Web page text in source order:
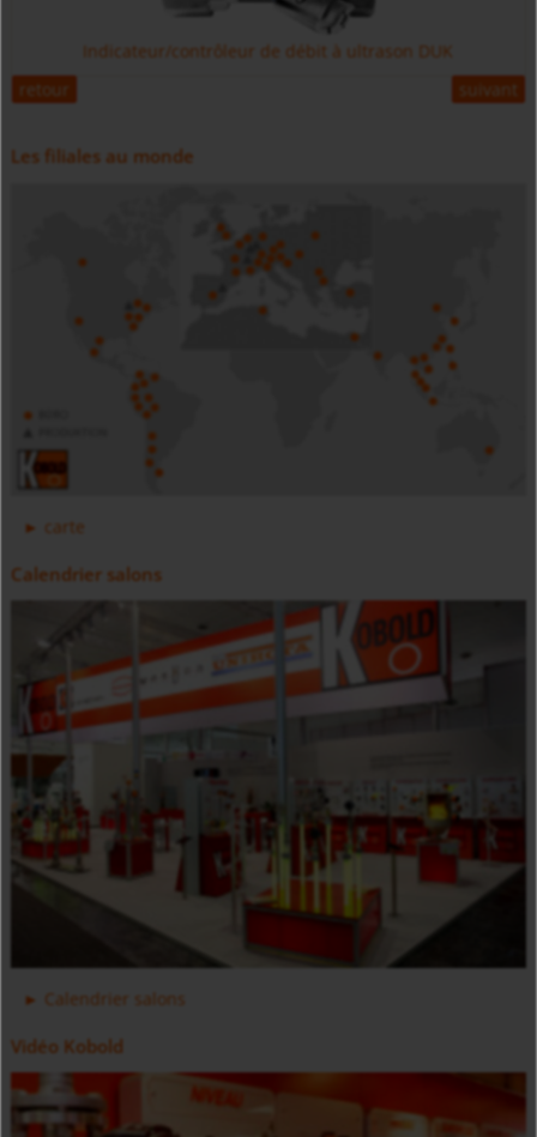
Indicateur/contrôleur de débit à ultrason DUK
Manomètre numérique alimenté par pile MAN-SC
Débitmètre à roues ovales haute pression DON-H
Electronique de comptage et dosage ZOK
suivant
retour
Les filiales au monde
carte
Calendrier salons
Calendrier salons
Vidéo Kobold